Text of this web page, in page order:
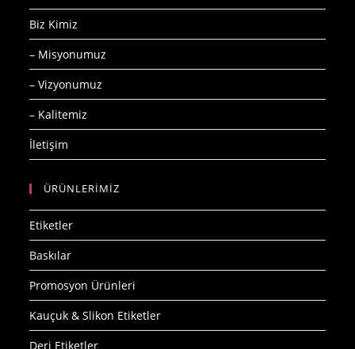
Biz Kimiz
– Misyonumuz
– Vizyonumuz
– Kalitemiz
İletişim
ÜRÜNLERİMİZ
Etiketler
Baskılar
Promosyon Ürünleri
Kauçuk & Slikon Etiketler
Deri Etiketler